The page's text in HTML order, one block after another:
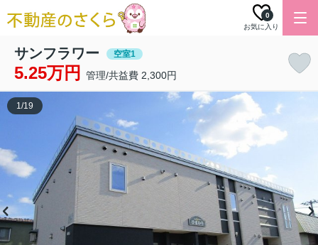
お気に入り
0
サンフラワー 空室1
5.25万円 管理/共益費 2,300円
1/19